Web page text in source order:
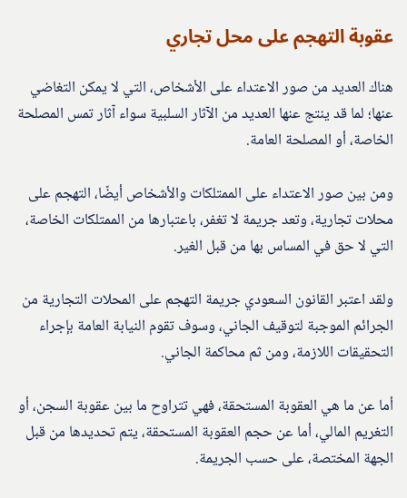
عقوبة التهجم على محل تجاري
هناك العديد من صور الاعتداء على الأشخاص، التي لا يمكن التغاضي
عنها؛ لما قد ينتج عنها العديد من الآثار السلبية سواء آثار تمس المصلحة
الخاصة، أو المصلحة العامة.
ومن بين صور الاعتداء على الممتلكات والأشخاص أيضًا، التهجم على
محلات تجارية، وتعد جريمة لا تغفر، باعتبارها من الممتلكات الخاصة،
التي لا حق في المساس بها من قبل الغير.
ولقد اعتبر القانون السعودي جريمة التهجم على المحلات التجارية من
الجرائم الموجبة لتوقيف الجاني، وسوف تقوم النيابة العامة بإجراء
التحقيقات اللازمة، ومن ثم محاكمة الجاني.
أما عن ما هي العقوبة المستحقة، فهي تتراوح ما بين عقوبة السجن، أو
التغريم المالي، أما عن حجم العقوبة المستحقة، يتم تحديدها من قبل
الجهة المختصة، على حسب الجريمة.